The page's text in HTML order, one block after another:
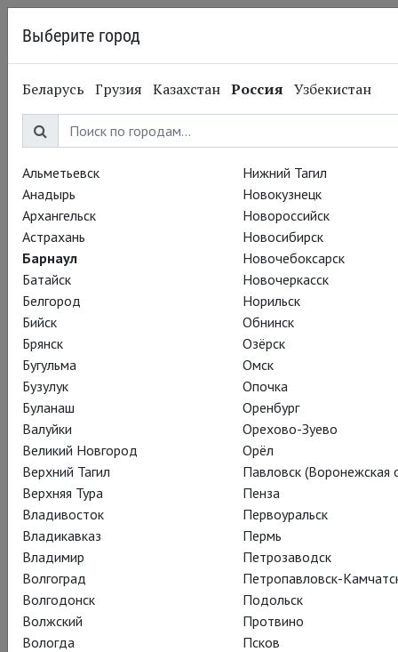
24.11.2014 Национальный театр
Трамвай «Желание». 25
ноября
СТЭНЛИ. Выглядите-то вы – блеск.
БЛАНШ. Именно на комплимент я и напрашивалась, Стэнли.
СТЭНЛИ. Ерунда! Не занимаюсь.
БЛАНШ. Что – ерунда?
СТЭНЛИ. Комплименты женщинам насчет их внешности. Не
встречал еще такой, что сама бы не знала, красива или нет,
и нуждалась бы в подсказке; а есть и такие, что вообще
полагаются только на собственное мнение, что ты им ни
говори.
«Трамвай 'Желание'» еще в кинотеатрах, ближайший сеанс
в городах России и Украины – завтра, 25 ноября.
Успейте посмотреть потрясающую постановку пьесы
Уильямса, удостоенного за нее Пулитцеровской премии в
1948 году, но не теряющую актуальности и сейчас.
Например, сюжетом «Трамвая» не так давно
воспользовался Вуди Аллен и воплотил историю Бланш
Дюбуа в картине «Жасмин».
Выберите город
Беларусь Грузия Казахстан Россия Узбекистан
Альметьевск
Анадырь
Архангельск
Астрахань
Барнаул
Батайск
Белгород
Бийск
Брянск
Бугульма
Бузулук
Буланаш
Валуйки
Великий Новгород
Верхний Тагил
Верхняя Тура
Владивосток
Владикавказ
Владимир
Волгоград
Волгодонск
Волжский
Вологда
Нижний Тагил
Новокузнецк
Новороссийск
Новосибирск
Новочебоксарск
Новочеркасск
Норильск
Обнинск
Озёрск
Омск
Опочка
Оренбург
Орехово-Зуево
Орёл
Павловск (Воронежская
Пенза
Первоуральск
Пермь
Петрозаводск
Петропавловск-
Подольск
Протвино
Псков